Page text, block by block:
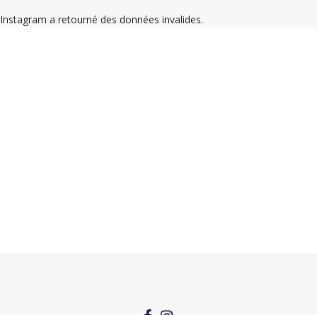
Instagram a retourné des données invalides.